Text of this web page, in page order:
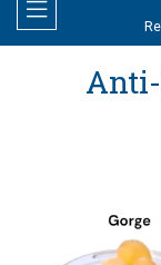
Afficher la